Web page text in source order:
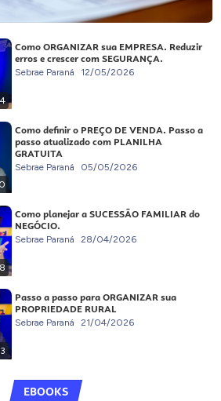
Como ORGANIZAR sua EMPRESA. Reduzir
erros e crescer com SEGURANÇA.
Sebrae Paraná 12/05/2026
Como definir o PREÇO DE VENDA. Passo a
passo atualizado com PLANILHA
GRATUITA
Sebrae Paraná 05/05/2026
Como planejar a SUCESSÃO FAMILIAR do
NEGÓCIO.
Sebrae Paraná 28/04/2026
Passo a passo para ORGANIZAR sua
PROPRIEDADE RURAL
Sebrae Paraná 21/04/2026
EBOOKS